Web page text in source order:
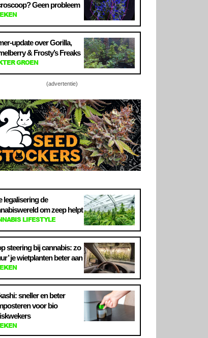
Geen probleem
update over Gorilla,
& Frosty’s Freaks
GROEN
(advertentie)
legalisering de
om zeep helpt
LIFESTYLE
steering bij cannabis: zo
je wietplanten beter aan
sneller en beter
voor bio